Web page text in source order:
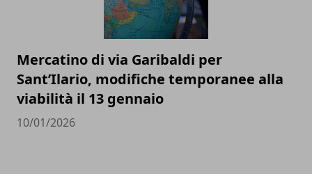
Mercatino di via Garibaldi per
Sant’Ilario, modifiche temporanee alla
viabilità il 13 gennaio
10/01/2026